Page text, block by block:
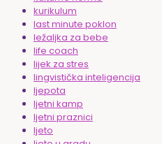
kurikulum
last minute poklon
ležaljka za bebe
life coach
lijek za stres
lingvistička inteligencija
ljepota
ljetni kamp
ljetni praznici
ljeto